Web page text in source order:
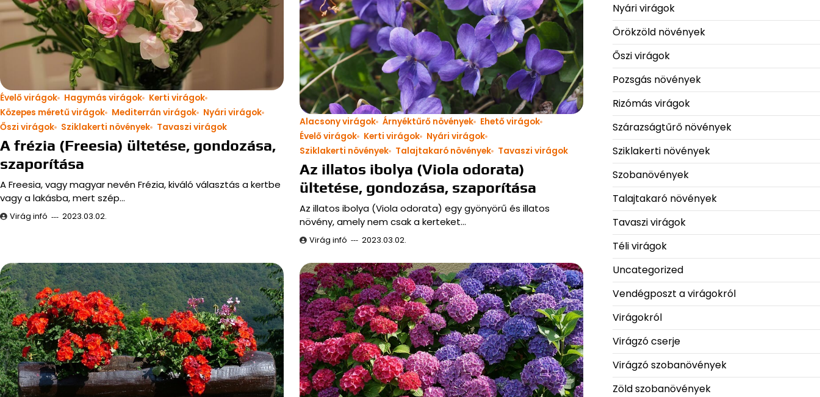
Évelő virágok Hagymás virágok
Kerti virágok
Közepes méretű virágok
Mediterrán virágok
Nyári virágok
Őszi virágok
Sziklakerti növények Tavaszi virágok
A frézia (Freesia) ültetése, gondozása,
szaporítása
A Freesia, vagy magyar nevén Frézia, kiváló választás a kertbe
vagy a lakásba, mert szép…
Virág infó 2023.03.02.
Alacsony virágok Árnyéktűrő növények
Ehető virágok
Évelő virágok
Kerti virágok
Nyári virágok
Sziklakerti növények
Talajtakaró növények Tavaszi virágok
Az illatos ibolya (Viola odorata)
ültetése, gondozása, szaporítása
Az illatos ibolya (Viola odorata) egy gyönyörű és illatos
növény, amely nem csak a kerteket…
Virág infó 2023.03.02.
Nyári virágok
Örökzöld növények
Őszi virágok
Pozsgás növények
Rizómás virágok
Szárazságtűrő növények
Sziklakerti növények
Szobanövények
Talajtakaró növények
Tavaszi virágok
Téli virágok
Uncategorized
Vendégposzt a virágokról
Virágokról
Virágzó cserje
Virágzó szobanövények
Zöld szobanövények